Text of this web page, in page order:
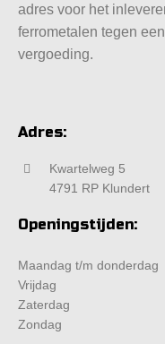
adres voor het
ferrometalen tegen
vergoeding.
Adres:
Kwartelweg 5
4791 RP Klundert
Openingstijden:
Maandag t/m donderdag
Vrijdag
Zaterdag
Zondag